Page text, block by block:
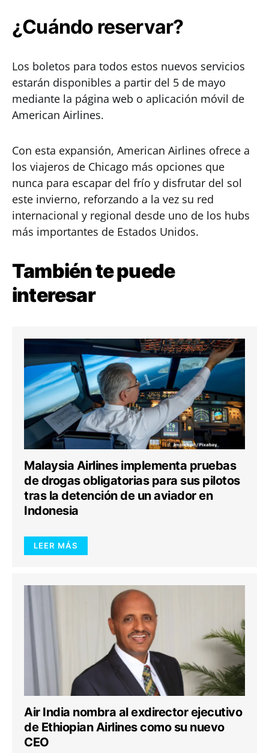
¿Cuándo reservar?
Los boletos para todos estos nuevos servicios
estarán disponibles a partir del 5 de mayo
mediante la página web o aplicación móvil de
American Airlines.
Con esta expansión, American Airlines ofrece a
los viajeros de Chicago más opciones que
nunca para escapar del frío y disfrutar del sol
este invierno, reforzando a la vez su red
internacional y regional desde uno de los hubs
más importantes de Estados Unidos.
También te puede
interesar
Malaysia Airlines implementa pruebas
de drogas obligatorias para sus pilotos
tras la detención de un aviador en
Indonesia
LEER MÁS
Air India nombra al exdirector ejecutivo
de Ethiopian Airlines como su nuevo
CEO